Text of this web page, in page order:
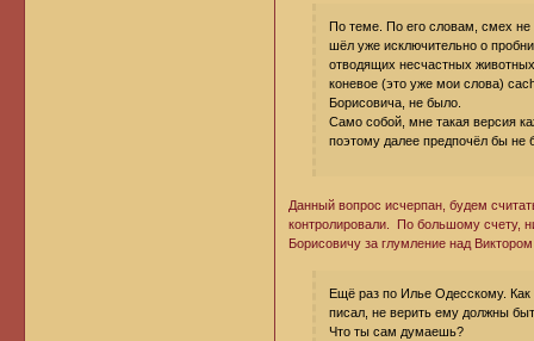
По теме. По его словам, смех не
шёл уже исключительно о
отводящих несчастных
коневое (это уже мои слова)
Борисовича, не было.
Само собой, мне такая версия
поэтому далее предпочёл бы
Данный вопрос исчерпан, будем
контролировали. По большому счету,
Борисовичу за глумление над
Ещё раз по Илье Одесскому. Как
писал, не верить ему должны
Что ты сам думаешь?